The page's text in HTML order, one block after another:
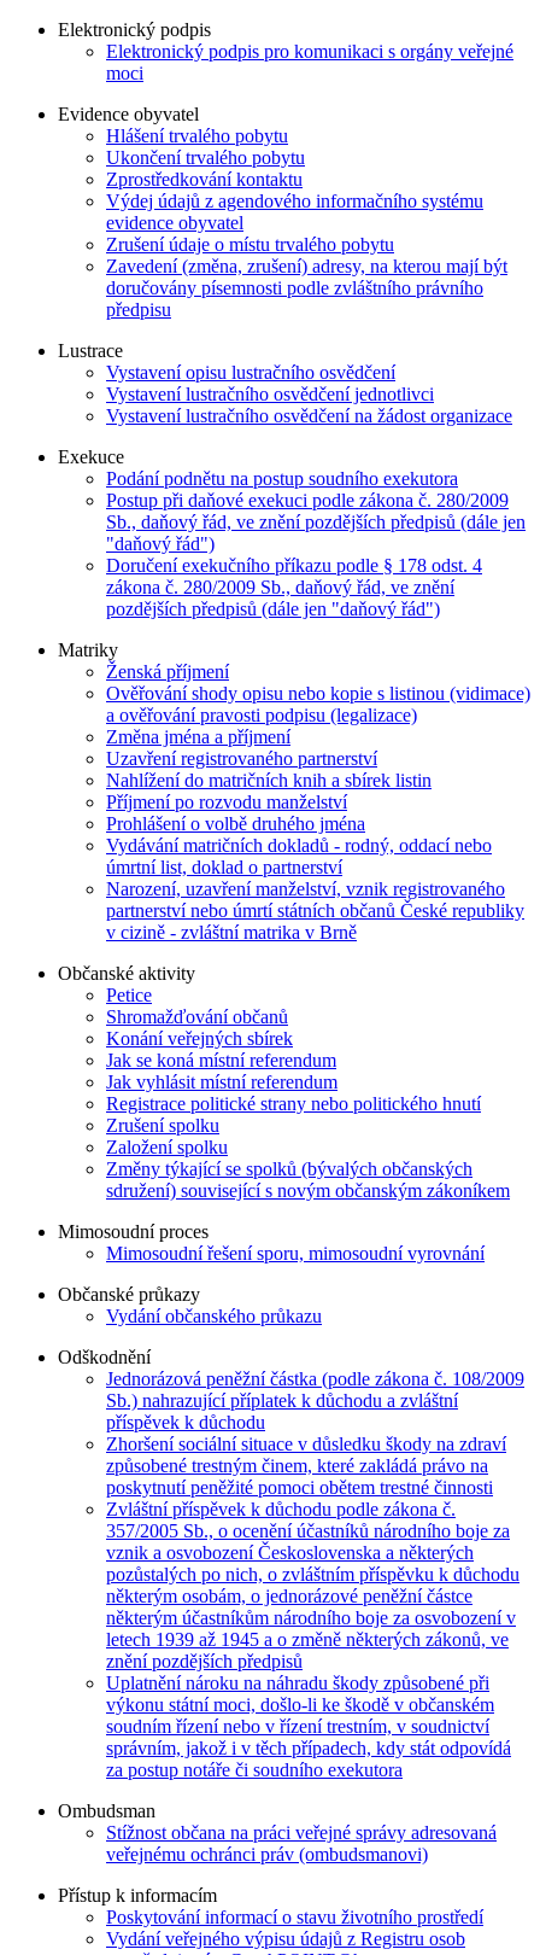
Elektronický podpis
Elektronický podpis pro komunikaci s orgány veřejné
moci
Evidence obyvatel
Hlášení trvalého pobytu
Ukončení trvalého pobytu
Zprostředkování kontaktu
Výdej údajů z agendového informačního systému
evidence obyvatel
Zrušení údaje o místu trvalého pobytu
Zavedení (změna, zrušení) adresy, na kterou mají být
doručovány písemnosti podle zvláštního právního
předpisu
Lustrace
Vystavení opisu lustračního osvědčení
Vystavení lustračního osvědčení jednotlivci
Vystavení lustračního osvědčení na žádost organizace
Exekuce
Podání podnětu na postup soudního exekutora
Postup při daňové exekuci podle zákona č. 280/2009
Sb., daňový řád, ve znění pozdějších předpisů (dále jen
"daňový řád")
Doručení exekučního příkazu podle § 178 odst. 4
zákona č. 280/2009 Sb., daňový řád, ve znění
pozdějších předpisů (dále jen "daňový řád")
Matriky
Ženská příjmení
Ověřování shody opisu nebo kopie s listinou (vidimace)
a ověřování pravosti podpisu (legalizace)
Změna jména a příjmení
Uzavření registrovaného partnerství
Nahlížení do matričních knih a sbírek listin
Příjmení po rozvodu manželství
Prohlášení o volbě druhého jména
Vydávání matričních dokladů - rodný, oddací nebo
úmrtní list, doklad o partnerství
Narození, uzavření manželství, vznik registrovaného
partnerství nebo úmrtí státních občanů České republiky
v cizině - zvláštní matrika v Brně
Občanské aktivity
Petice
Shromažďování občanů
Konání veřejných sbírek
Jak se koná místní referendum
Jak vyhlásit místní referendum
Registrace politické strany nebo politického hnutí
Zrušení spolku
Založení spolku
Změny týkající se spolků (bývalých občanských
sdružení) související s novým občanským zákoníkem
Mimosoudní proces
Mimosoudní řešení sporu, mimosoudní vyrovnání
Občanské průkazy
Vydání občanského průkazu
Odškodnění
Jednorázová peněžní částka (podle zákona č. 108/2009
Sb.) nahrazující příplatek k důchodu a zvláštní
příspěvek k důchodu
Zhoršení sociální situace v důsledku škody na zdraví
způsobené trestným činem, které zakládá právo na
poskytnutí peněžité pomoci obětem trestné činnosti
Zvláštní příspěvek k důchodu podle zákona č.
357/2005 Sb., o ocenění účastníků národního boje za
vznik a osvobození Československa a některých
pozůstalých po nich, o zvláštním příspěvku k důchodu
některým osobám, o jednorázové peněžní částce
některým účastníkům národního boje za osvobození v
letech 1939 až 1945 a o změně některých zákonů, ve
znění pozdějších předpisů
Uplatnění nároku na náhradu škody způsobené při
výkonu státní moci, došlo-li ke škodě v občanském
soudním řízení nebo v řízení trestním, v soudnictví
správním, jakož i v těch případech, kdy stát odpovídá
za postup notáře či soudního exekutora
Ombudsman
Stížnost občana na práci veřejné správy adresovaná
veřejnému ochránci práv (ombudsmanovi)
Přístup k informacím
Poskytování informací o stavu životního prostředí
Vydání veřejného výpisu údajů z Registru osob